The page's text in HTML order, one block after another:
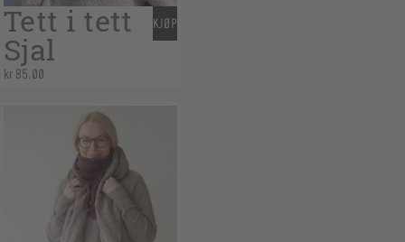
Tett i tett
Sjal
kr 85,00
KJØP